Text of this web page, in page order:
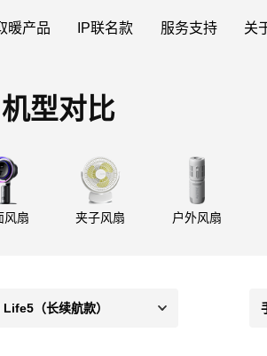
暖产品 IP联名款 服务支持 关
机型对比
风扇 夹子风扇 户外风扇
（长续航款）